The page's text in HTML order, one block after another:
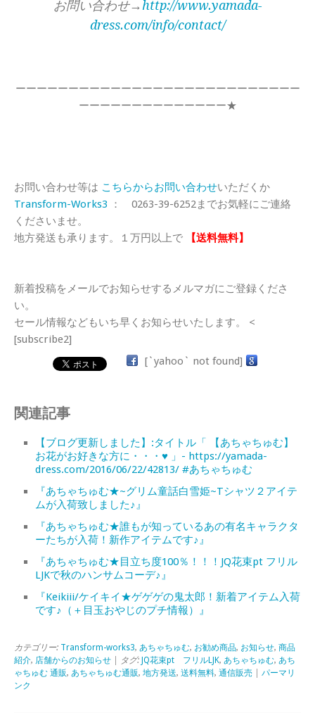
お問い合わせ→http://www.yamada-
dress.com/info/contact/
ーーーーーーーーーーーーーーーーーーーーーーーーーーー
ーーーーーーーーーーーーーー★
お問い合わせ等は こちらからお問い合わせいただくか
Transform-Works3 ： 0263-39-6252までお気軽にご連絡
くださいませ。
地方発送も承ります。１万円以上で
【送料無料】
新着投稿をメールでお知らせするメルマガにご登録くださ
い。
セール情報などもいち早くお知らせいたします。 <
[subscribe2]
[`yahoo` not found]
関連記事
【ブログ更新しました】:タイトル「 【あちゃちゅむ】
お花がお好きな方に・・・♥ 」- https://yamada-
dress.com/2016/06/22/42813/ #あちゃちゅむ
『あちゃちゅむ★~グリム童話白雪姫~Tシャツ２アイテ
ムが入荷致しました♪』
『あちゃちゅむ★誰もが知っているあの有名キャラクタ
ーたちが入荷！新作アイテムです♪』
『あちゃちゅむ★目立ち度100％！！！JQ花束pt フリル
LJKで秋のハンサムコーデ♪』
『Keikiii/ケイキイ★ゲゲゲの鬼太郎！新着アイテム入荷
です♪（＋目玉おやじのプチ情報）』
カテゴリー: Transform-works3, あちゃちゅむ, お勧め商品, お知らせ, 商品
紹介, 店舗からのお知らせ | タグ: JQ花束pt フリルLJK, あちゃちゅむ, あち
ゃちゅむ 通販, あちゃちゅむ通販, 地方発送, 送料無料, 通信販売
パーマリ
ンク